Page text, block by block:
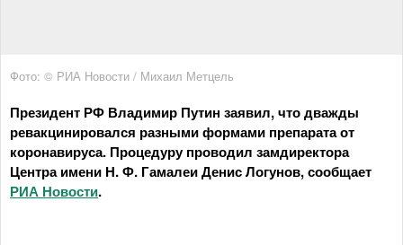
Фото: © РИА Новости / Михаил Метцель
Президент РФ Владимир Путин заявил, что дважды
ревакцинировался разными формами препарата от
коронавируса. Процедуру проводил замдиректора
Центра имени Н. Ф. Гамалеи Денис Логунов, сообщает
РИА Новости.